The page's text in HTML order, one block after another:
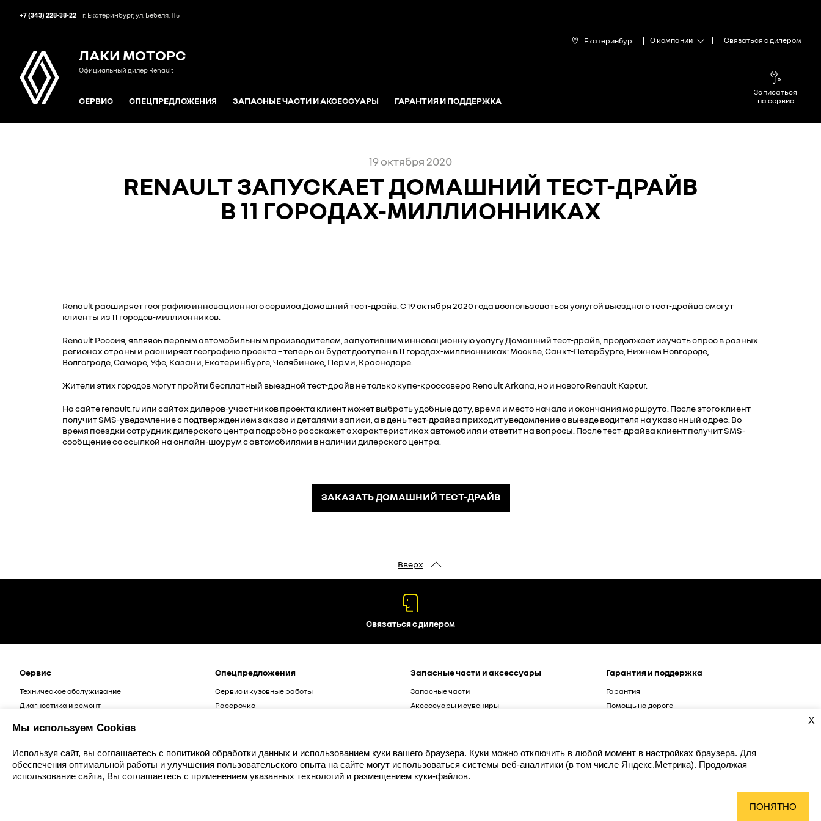
ЛАКИ МОТОРС
Официальный дилер Renault
СЕРВИС СПЕЦПРЕДЛОЖЕНИЯ ЗАПАСНЫЕ ЧАСТИ И АКСЕССУАРЫ ГАРАНТИЯ И ПОДДЕРЖКА
Записаться
на сервис
Екатеринбург О компании Связаться с дилером
+7 (343) 228-38-22 г. Екатеринбург, ул. Бебеля, 115
19 октября 2020
RENAULT ЗАПУСКАЕТ ДОМАШНИЙ ТЕСТ-ДРАЙВ
В 11 ГОРОДАХ-МИЛЛИОННИКАХ
Renault расширяет географию инновационного сервиса Домашний тест-драйв. С 19 октября 2020 года воспользоваться услугой выездного тест-драйва смогут
клиенты из 11 городов-миллионников.
Renault Россия, являясь первым автомобильным производителем, запустившим инновационную услугу Домашний тест-драйв, продолжает изучать спрос в разных
регионах страны и расширяет географию проекта – теперь он будет доступен в 11 городах-миллионниках: Москве, Санкт-Петербурге, Нижнем Новгороде,
Волгограде, Самаре, Уфе, Казани, Екатеринбурге, Челябинске, Перми, Краснодаре.
Жители этих городов могут пройти бесплатный выездной тест-драйв не только купе-кроссовера Renault Arkana, но и нового Renault Kaptur.
На сайте renault.ru или сайтах дилеров-участников проекта клиент может выбрать удобные дату, время и место начала и окончания маршрута. После этого клиент
получит SMS-уведомление с подтверждением заказа и деталями записи, а в день тест-драйва приходит уведомление о выезде водителя на указанный адрес. Во
время поездки сотрудник дилерского центра подробно расскажет о характеристиках автомобиля и ответит на вопросы. После тест-драйва клиент получит SMS-
сообщение cо ссылкой на онлайн-шоурум с автомобилями в наличии дилерского центра.
ЗАКАЗАТЬ ДОМАШНИЙ ТЕСТ-ДРАЙВ
Вверх
Связаться с дилером
Сервис
Техническое обслуживание
Диагностика и ремонт
Всё о сервисе
Спецпредложения
Сервис и кузовные работы
Рассрочка
Запасные части и аксессуары
Запасные части
Аксессуары и сувениры
Гарантия и поддержка
Гарантия
Помощь на дороге
+7 (343) 228-38-22 г. Екатеринбург, ул. Бебеля, 115
X
Мы используем Cookies
Используя сайт, вы соглашаетесь с политикой обработки данных и использованием куки вашего браузера. Куки можно отключить в любой момент в настройках браузера. Для
обеспечения оптимальной работы и улучшения пользовательского опыта на сайте могут использоваться системы веб-аналитики (в том числе Яндекс.Метрика). Продолжая
использование сайта, Вы соглашаетесь с применением указанных технологий и размещением куки-файлов.
ПОНЯТНО